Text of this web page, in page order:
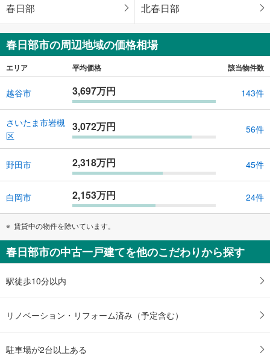
春日部 北春日部
春日部市の周辺地域の価格相場
エリア 平均価格 該当物件数
越谷市 3,697万円 143件
さいたま市岩槻
区
3,072万円 56件
野田市 2,318万円 45件
白岡市 2,153万円 24件
賃貸中の物件を除いています。
春日部市の中古一戸建てを他のこだわりから探す
駅徒歩10分以内
リノベーション・リフォーム済み（予定含む）
駐車場が2台以上ある